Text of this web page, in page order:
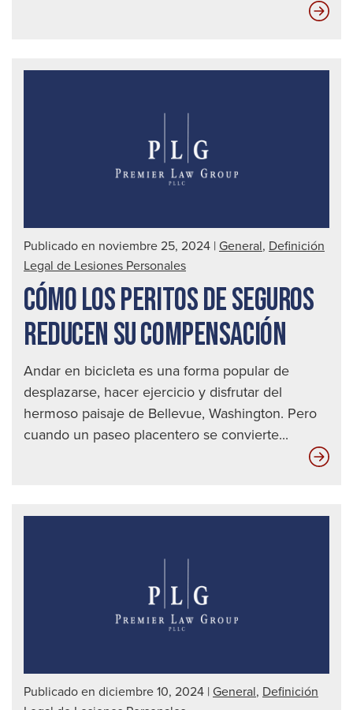
Las
Publicado en noviembre 25, 2024 | General, Definición
Legal de Lesiones Personales
CÓMO LOS PERITOS DE SEGUROS
REDUCEN SU COMPENSACIÓN
Andar en bicicleta es una forma popular de
desplazarse, hacer ejercicio y disfrutar del
hermoso paisaje de Bellevue, Washington. Pero
cuando un paseo placentero se convierte...
de
Publicado en diciembre 10, 2024 | General, Definición